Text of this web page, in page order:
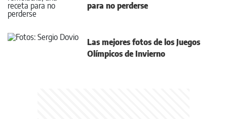
para no perderse
Las mejores fotos de los Juegos
Olímpicos de Invierno